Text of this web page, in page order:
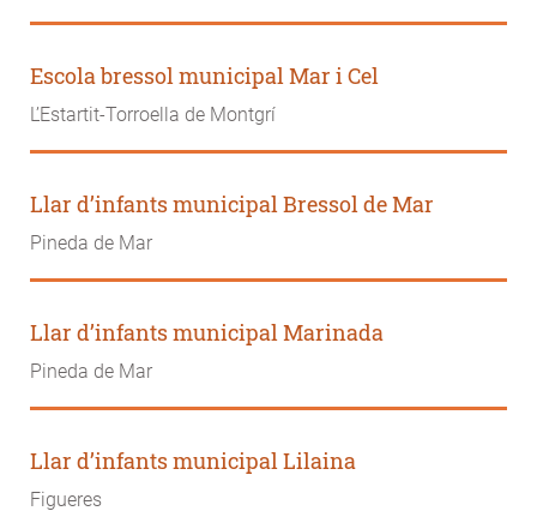
Escola bressol municipal Mar i Cel
L’Estartit-Torroella de Montgrí
Llar d’infants municipal Bressol de Mar
Pineda de Mar
Llar d’infants municipal Marinada
Pineda de Mar
Llar d’infants municipal Lilaina
Figueres